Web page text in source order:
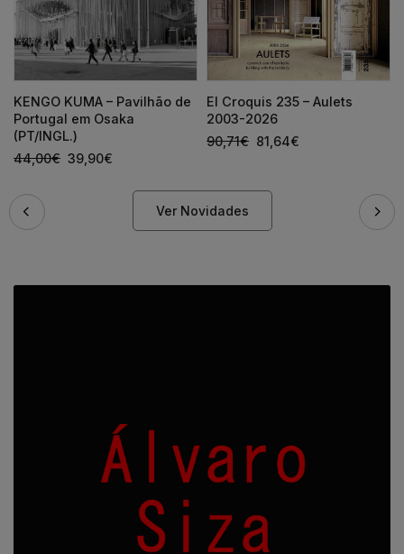
KENGO KUMA – Pavilhão de
Portugal em Osaka
(PT/INGL.)
44,00€ 39,90€
El Croquis 235 – Aulets
2003-2026
90,71€ 81,64€
Ver Novidades